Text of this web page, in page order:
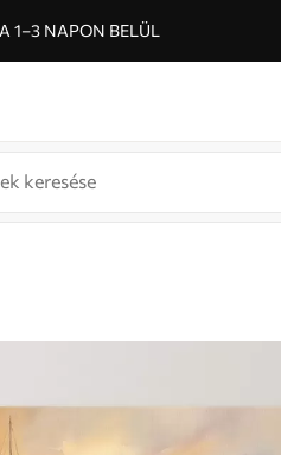
1–3 NAPON BELÜL